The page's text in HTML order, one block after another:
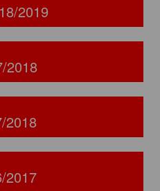
2019
2018
2018
2017